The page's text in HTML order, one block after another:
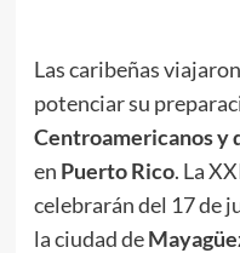
Las caribeñas
potenciar su
Centroamericanos y
en Puerto Rico. La
celebrarán del 17 de
la ciudad de